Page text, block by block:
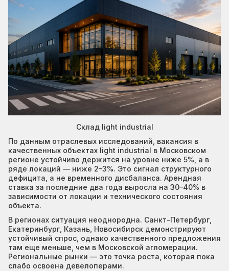
Склад light industrial
По данным отраслевых исследований, вакансия в
качественных объектах light industrial в Московском
регионе устойчиво держится на уровне ниже 5%, а в
ряде локаций — ниже 2–3%. Это сигнал структурного
дефицита, а не временного дисбаланса. Арендная
ставка за последние два года выросла на 30–40% в
зависимости от локации и технического состояния
объекта.
В регионах ситуация неоднородна. Санкт-Петербург,
Екатеринбург, Казань, Новосибирск демонстрируют
устойчивый спрос, однако качественного предложения
там еще меньше, чем в Московской агломерации.
Региональные рынки — это точка роста, которая пока
слабо освоена девелоперами.